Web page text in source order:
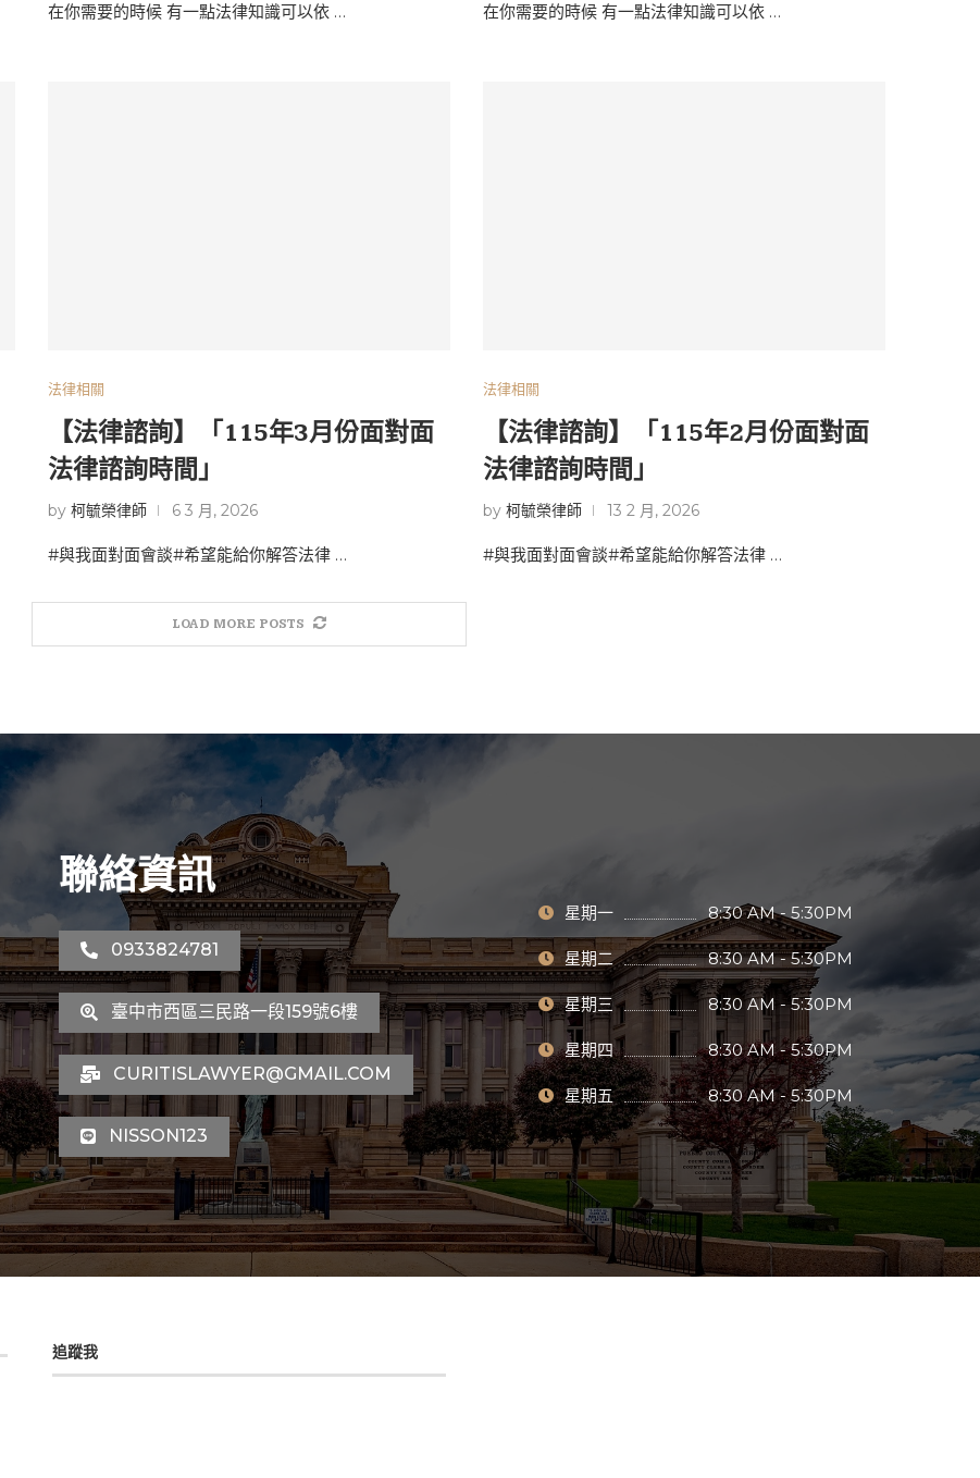
在你需要的時候 有一點法律知識可以依 … 在你需要的時候 有一點法律知識可以依 …
法律相關
【法律諮詢】「115年3月份面對面
法律諮詢時間」
by柯毓榮律師 6 3 月, 2026
#與我面對面會談#希望能給你解答法律 …
法律相關
【法律諮詢】「115年2月份面對面
法律諮詢時間」
by柯毓榮律師 13 2 月, 2026
#與我面對面會談#希望能給你解答法律 …
LOAD MORE POSTS
聯絡資訊
0933824781
臺中市西區三民路一段159號6樓
CURITISLAWYER@GMAIL.COM
NISSON123
星期一 8:30 AM - 5:30PM
星期二 8:30 AM - 5:30PM
星期三 8:30 AM - 5:30PM
星期四 8:30 AM - 5:30PM
星期五 8:30 AM - 5:30PM
追蹤我